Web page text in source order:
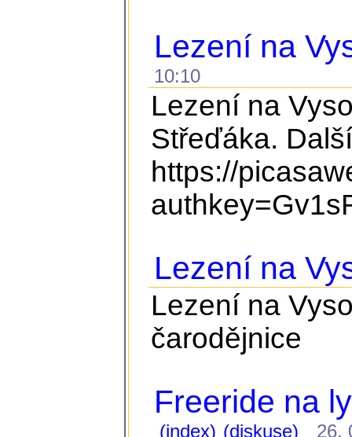
Lezení na
10:10
Lezení na
Střeďáka.
https://
Lezení na
Lezení na
čarodějnice
Freeride na
(index) (diskuse) 26.